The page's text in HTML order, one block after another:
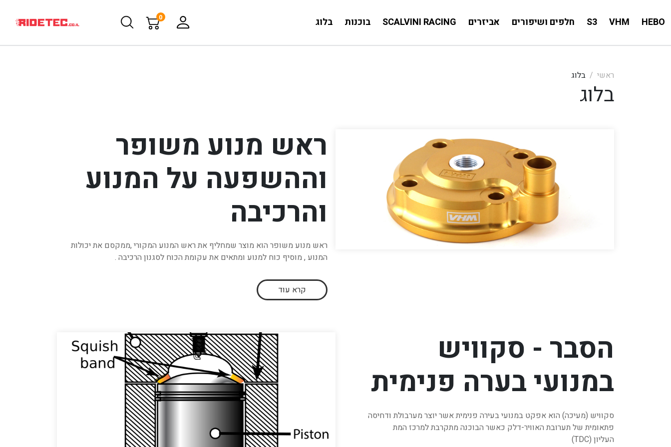
HEBO
VHM
S3 חלפים ושיפורים אביזרים SCALVINI RACING בוכנות בלוג 0
ראשי בלוג
בלוג
ראש מנוע משופר
וההשפעה על המנוע
והרכיבה
ראש מנוע משופר הוא מוצר שמחליף את ראש המנוע המקורי ,ממקסם את יכולות
המנוע , מוסיף כוח למנוע ומתאים את עקומת הכוח לסגנון הרכיבה .
קרא עוד
הסבר - סקוויש
במנועי בערה פנימית
סקוויש (מעיכה) הוא אפקט במנועי בעירה פנימית אשר יוצר מערבולת ודחיסה
פתאומית של תערובת האוויר-דלק כאשר הבוכנה מתקרבת למרכז המת
העליון (TDC)